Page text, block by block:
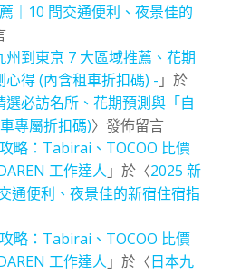
｜10 間交通便利、夜景佳的
州到東京 7 大區域推薦、花期
得 (內含租車折扣碼) - 」於
必訪名所、花期預測與「自
專屬折扣碼)〉發佈留言
略：Tabirai、TOCOO 比價
工作達人 」於〈2025 新
通便利、夜景佳的新宿住宿指
略：Tabirai、TOCOO 比價
工作達人 」於〈日本九